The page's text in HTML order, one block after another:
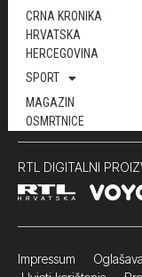
CRNA KRONIKA
HRVATSKA
HERCEGOVINA
SPORT
MAGAZIN
OSMRTNICE
RTL DIGITALNI
Impressum